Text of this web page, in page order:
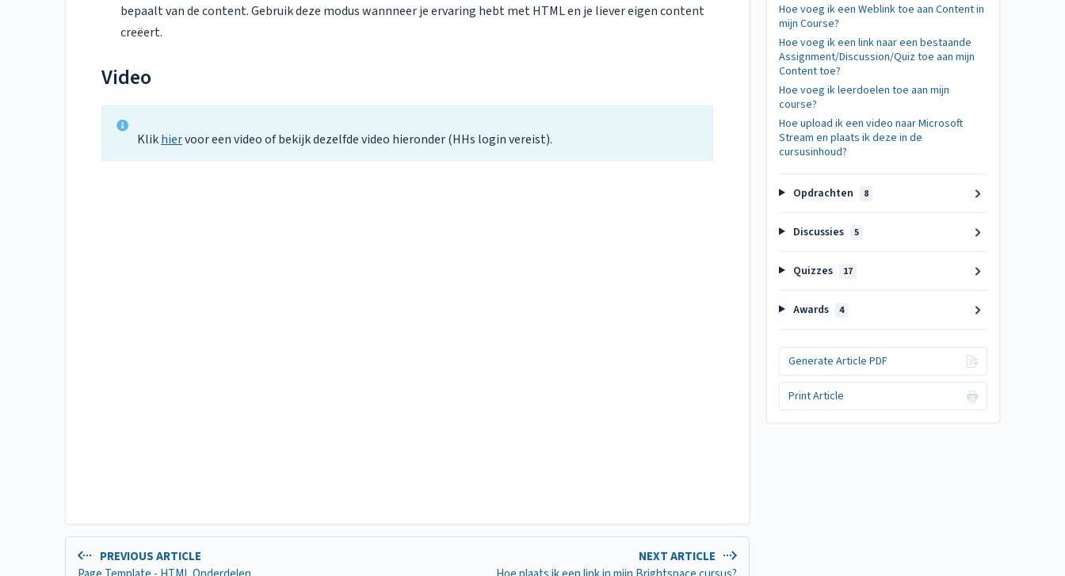
bepaalt van de content. Gebruik deze modus wannneer je ervaring hebt met HTML en je liever eigen content
creëert.
Video
Klikhiervoor een video of bekijk dezelfde video hieronder (HHs login vereist).
PREVIOUS ARTICLE
NEXT ARTICLE
Hoe voeg ik een Weblink toe aan Content in
mijn Course?
Hoe voeg ik een link naar een bestaande
Assignment/Discussion/Quiz toe aan mijn
Content toe?
Hoe voeg ik leerdoelen toe aan mijn
course?
Hoe upload ik een video naar Microsoft
Stream en plaats ik deze in de
cursusinhoud?
Opdrachten 8
Discussies 5
Quizzes 17
Awards 4
Generate Article PDF
Print Article